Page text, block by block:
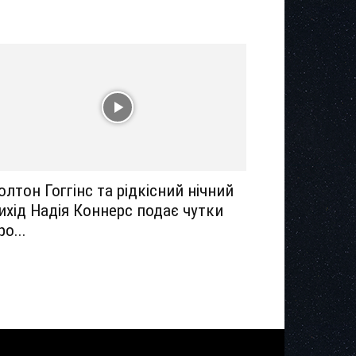
Гоггінс та рідкісний нічний
Надія Коннерс подає чутки